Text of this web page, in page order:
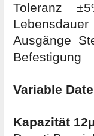
Toleranz
Ausgänge
Variable
Kapazität